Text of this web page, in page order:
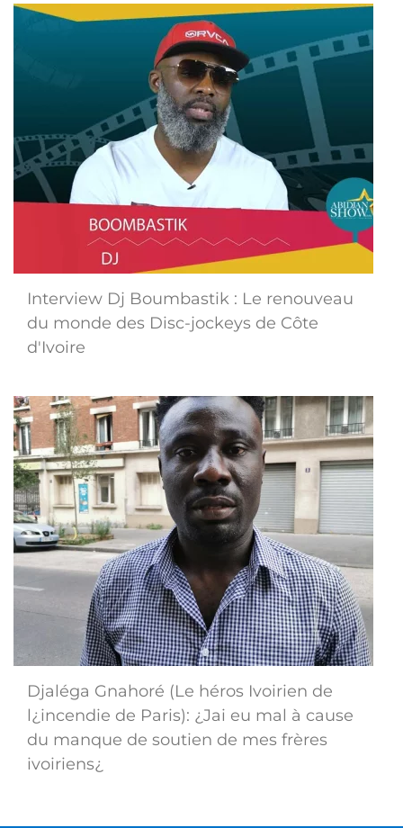
Interview Dj Boumbastik : Le renouveau
du monde des Disc-jockeys de Côte
d'Ivoire
Djaléga Gnahoré (Le héros Ivoirien de
l¿incendie de Paris): ¿Jai eu mal à cause
du manque de soutien de mes frères
ivoiriens¿